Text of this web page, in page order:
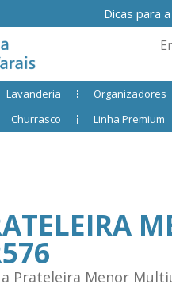
Dicas para
Lavanderia Organizadores
Churrasco Linha Premium
a Prateleira Menor